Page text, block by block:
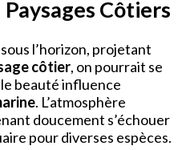
Côtiers
l’horizon, projetant
côtier, on pourrait se
beauté influence
. L’atmosphère
doucement s’échouer
pour diverses espèces.